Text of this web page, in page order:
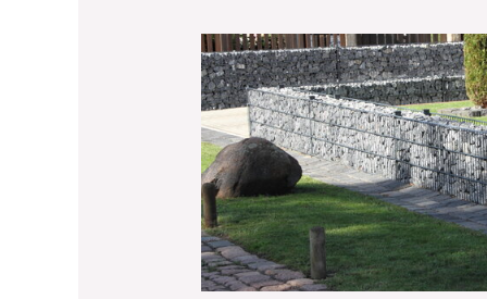
Geheimtipp
Gabionensteine:
Der
Schlüssel
zu
einem
zauberhaften
Garten